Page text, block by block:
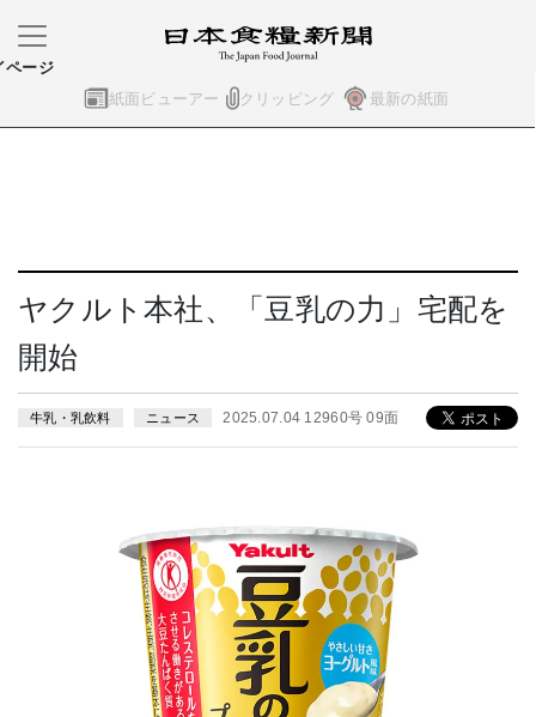
紙面ビューアー クリッピング 最新の紙面
ページ
ヤクルト本社、「豆乳の力」宅配を
開始
牛乳・乳飲料 ニュース 2025.07.04 12960号 09面